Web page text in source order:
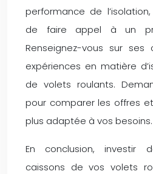
performance de
de faire appel à un
Renseignez-vous sur
expériences en matière
de volets roulants.
pour comparer les offres
plus adaptée à vos besoins.
En conclusion, investir
caissons de vos volets